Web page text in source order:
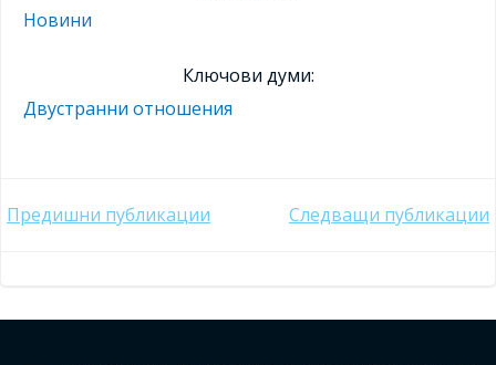
Новини
Ключови думи:
Двустранни отношения
Post
Предишни публикации
Post
Следващи публикации